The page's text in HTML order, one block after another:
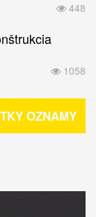
448
1058
OZNAMY